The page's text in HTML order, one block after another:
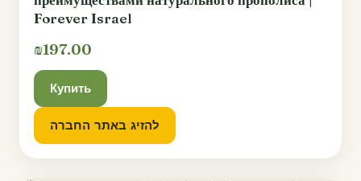
Forever Israel
₪197.00
Купить
להזיג באתר החברה